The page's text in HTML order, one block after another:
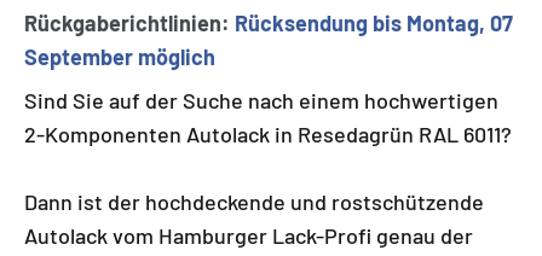
Rückgaberichtlinien: Rücksendung bis Montag, 07
September möglich
Sind Sie auf der Suche nach einem hochwertigen
2-Komponenten Autolack in Resedagrün RAL 6011?
Dann ist der hochdeckende und rostschützende
Autolack vom Hamburger Lack-Profi genau der